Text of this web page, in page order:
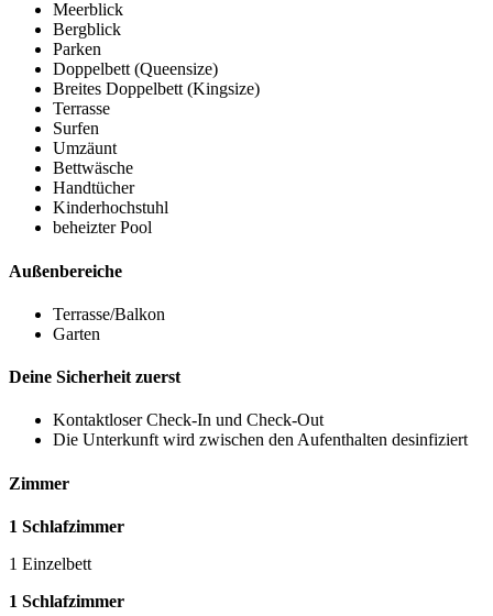
Meerblick
Bergblick
Parken
Doppelbett (Queensize)
Breites Doppelbett (Kingsize)
Terrasse
Surfen
Umzäunt
Bettwäsche
Handtücher
Kinderhochstuhl
beheizter Pool
Außenbereiche
Terrasse/Balkon
Garten
Deine Sicherheit zuerst
Kontaktloser Check-In und Check-Out
Die Unterkunft wird zwischen den Aufenthalten desinfiziert
Zimmer
1 Schlafzimmer
1 Einzelbett
1 Schlafzimmer